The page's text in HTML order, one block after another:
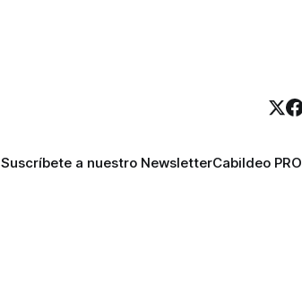
Suscríbete a nuestro NewsletterCabildeo PRO